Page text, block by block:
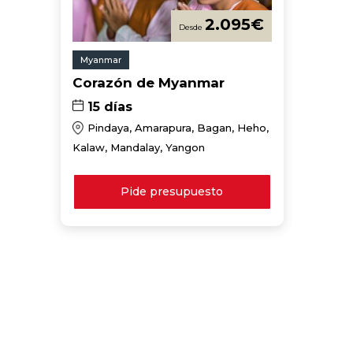
2.095€
Myanmar
Corazón de Myanmar
15 días
Pindaya, Amarapura, Bagan, Heho,
Kalaw, Mandalay, Yangon
Pide presupuesto